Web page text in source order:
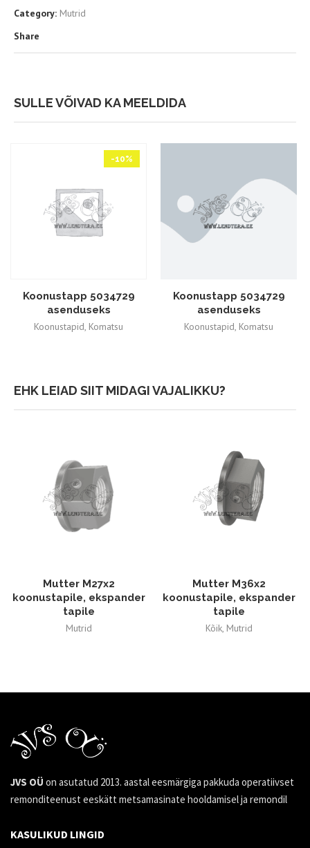
Category: Mutrid
Share
SULLE VÕIVAD KA MEELDIDA
-10%
Koonustapp 5034729
asenduseks
Koonustapid, Komatsu
Koonustapp 5034729
asenduseks
Koonustapid, Komatsu
EHK LEIAD SIIT MIDAGI VAJALIKKU?
Mutter M27x2
koonustapile, ekspander
tapile
Mutrid
Mutter M36x2
koonustapile, ekspander
tapile
Kõik, Mutrid
JVS OÜ on asutatud 2013. aastal eesmärgiga pakkuda operatiivset
remonditeenust eeskätt metsamasinate hooldamisel ja remondil
KASULIKUD LINGID